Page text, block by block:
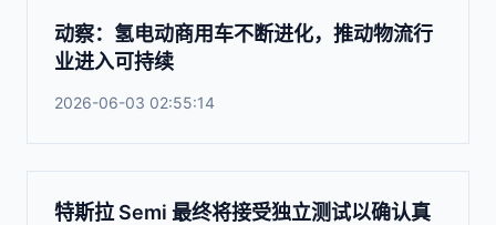
动察：氢电动商用车不断进化，推动物流行
业进入可持续
2026-06-03 02:55:14
特斯拉 Semi 最终将接受独立测试以确认真